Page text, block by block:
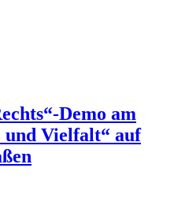
Demo am
und Vielfalt“ auf